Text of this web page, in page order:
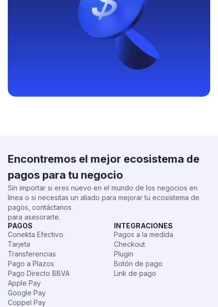
Encontremos el mejor ecosistema de
pagos para tu negocio
Sin importar si eres nuevo en el mundo de los negocios en
línea o si necesitas un aliado para mejorar tu ecosistema de
pagos, contáctanos
para asesorarte.
PAGOS
Conekta Efectivo
Tarjeta
Transferencias
Pago a Plazos
Pago Directo BBVA
Apple Pay
Google Pay
Coppel Pay
INTEGRACIONES
Pagos a la medida
Checkout
Plugin
Botón de pago
Link de pago